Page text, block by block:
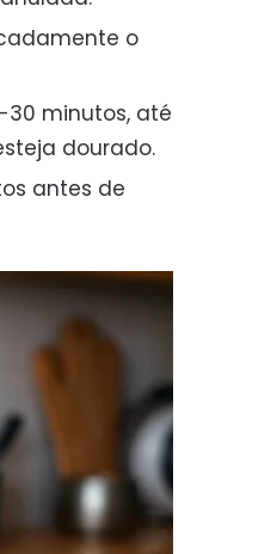
o
30 minutos, até
dourado.
antes de